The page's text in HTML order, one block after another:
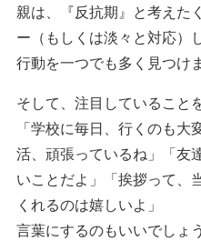
親は、『反抗期』と考えた
ー（もしくは淡々と対応）
行動を一つでも多く見つけま
そして、注目していること
「学校に毎日、行くのも
活、頑張っているね」「友
いことだよ」「挨拶って、
くれるのは嬉しいよ」
言葉にするのもいいでしょ